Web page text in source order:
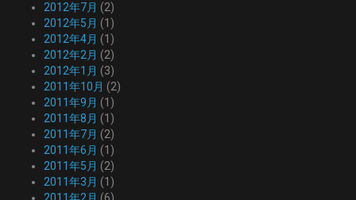
2012年7月 (2)
2012年5月 (1)
2012年4月 (1)
2012年2月 (2)
2012年1月 (3)
2011年10月 (2)
2011年9月 (1)
2011年8月 (1)
2011年7月 (2)
2011年6月 (1)
2011年5月 (2)
2011年3月 (1)